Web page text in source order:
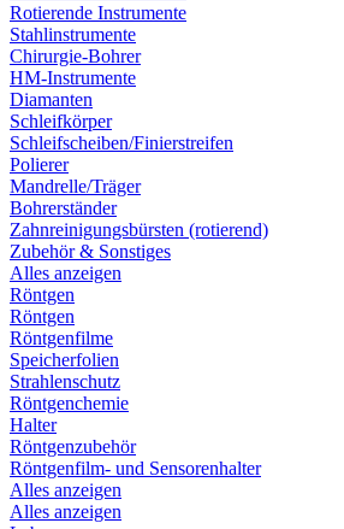
Rotierende Instrumente
Stahlinstrumente
Chirurgie-Bohrer
HM-Instrumente
Diamanten
Schleifkörper
Schleifscheiben/Finierstreifen
Polierer
Mandrelle/Träger
Bohrerständer
Zahnreinigungsbürsten (rotierend)
Zubehör & Sonstiges
Alles anzeigen
Röntgen
Röntgen
Röntgenfilme
Speicherfolien
Strahlenschutz
Röntgenchemie
Halter
Röntgenzubehör
Röntgenfilm- und Sensorenhalter
Alles anzeigen
Alles anzeigen